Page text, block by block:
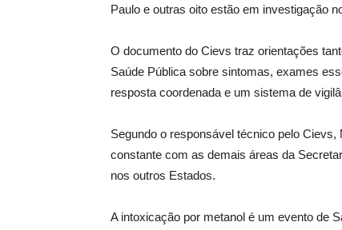
Paulo e outras oito estão em investigação
O documento do Cievs traz orientações
Saúde Pública sobre sintomas, exames
resposta coordenada e um sistema de
Segundo o responsável técnico pelo
constante com as demais áreas da
nos outros Estados.
A intoxicação por metanol é um evento de